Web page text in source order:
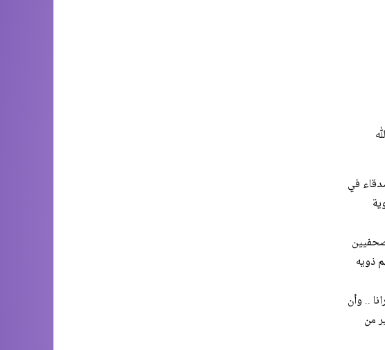
وفاة أحد الأصدقاء في
ذويه
.. وأن
من